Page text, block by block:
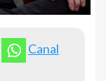
Canal